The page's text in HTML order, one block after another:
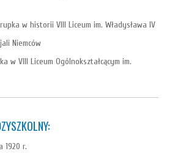
w historii VIII Liceum im. Władysława IV
Niemców
w VIII Liceum Ogólnokształcącym im.
1920 r.